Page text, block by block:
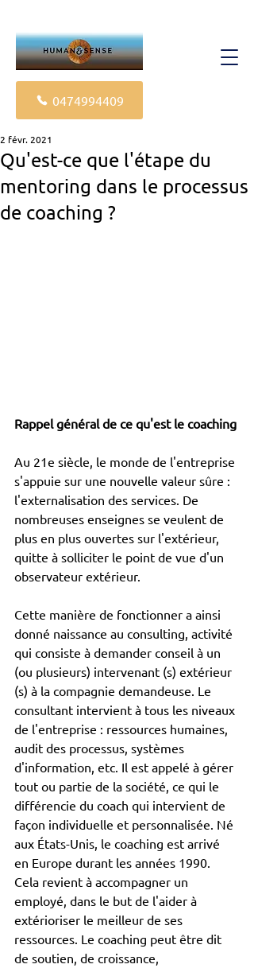
0474994409
Qu'est-ce que l'étape du
mentoring dans le processus
de coaching ?
2 févr. 2021
Rappel général de ce qu'est le coaching
Au 21e siècle, le monde de l'entreprise
s'appuie sur une nouvelle valeur sûre :
l'externalisation des services. De
nombreuses enseignes se veulent de
plus en plus ouvertes sur l'extérieur,
quitte à solliciter le point de vue d'un
observateur extérieur.
Cette manière de fonctionner a ainsi
donné naissance au consulting, activité
qui consiste à demander conseil à un
(ou plusieurs) intervenant (s) extérieur
(s) à la compagnie demandeuse. Le
consultant intervient à tous les niveaux
de l'entreprise : ressources humaines,
audit des processus, systèmes
d'information, etc. Il est appelé à gérer
tout ou partie de la société, ce qui le
différencie du coach qui intervient de
façon individuelle et personnalisée. Né
aux États-Unis, le coaching est arrivé
en Europe durant les années 1990.
Cela revient à accompagner un
employé, dans le but de l'aider à
extérioriser le meilleur de ses
ressources. Le coaching peut être dit
de soutien, de croissance,